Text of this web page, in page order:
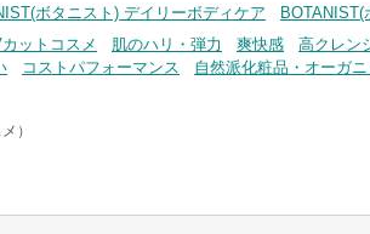
ボタニスト) デイリーボディケア
BOTANIST(
カットコスメ 肌のハリ・弾力 爽快感 高クレン
コストパフォーマンス 自然派化粧品・オーガ
）